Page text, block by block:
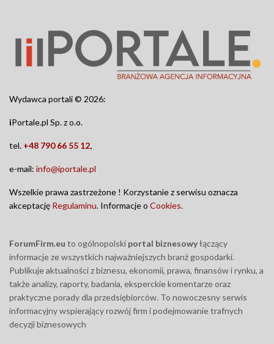
Wydawca portali © 2026:
iPortale.pl Sp. z o.o.
tel. +48 790 66 55 12,
e-mail: info@iportale.pl
Wszelkie prawa zastrzeżone ! Korzystanie z serwisu oznacza
akceptację Regulaminu. Informacje o Cookies.
ForumFirm.eu to ogólnopolski portal biznesowyłączący
informacje ze wszystkich najważniejszych branż gospodarki.
Publikuje aktualności z biznesu, ekonomii, prawa, finansów i rynku, a
także analizy, raporty, badania, eksperckie komentarze oraz
praktyczne porady dla przedsiębiorców. To nowoczesny serwis
informacyjny wspierający rozwój firm i podejmowanie trafnych
decyzji biznesowych